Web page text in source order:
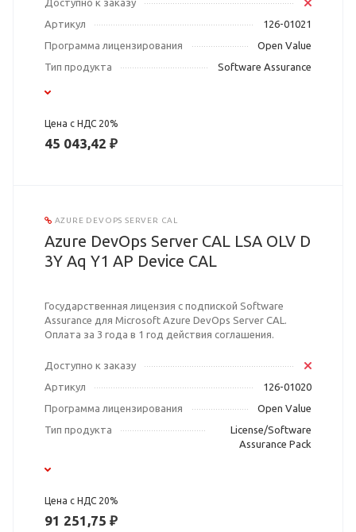
Доступно к заказу
Артикул
126-01021
Программа лицензирования
Open Value
Тип продукта
Software Assurance
Цена с НДС 20%
45 043,42 ₽
AZURE DEVOPS SERVER CAL
Azure DevOps Server CAL LSA OLV D
3Y Aq Y1 AP Device CAL
Государственная лицензия с подпиской Software
Assurance для Microsoft Azure DevOps Server CAL.
Оплата за 3 года в 1 год действия соглашения.
Доступно к заказу
Артикул
126-01020
Программа лицензирования
Open Value
Тип продукта
License/Software
Assurance Pack
Цена с НДС 20%
91 251,75 ₽